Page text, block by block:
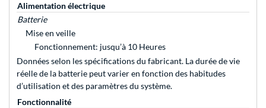
Alimentation électrique
Batterie
Mise en veille
Fonctionnement: jusqu’à 10 Heures
Données selon les spécifications du fabricant. La durée de vie
réelle de la batterie peut varier en fonction des habitudes
d’utilisation et des paramètres du système.
Fonctionnalité